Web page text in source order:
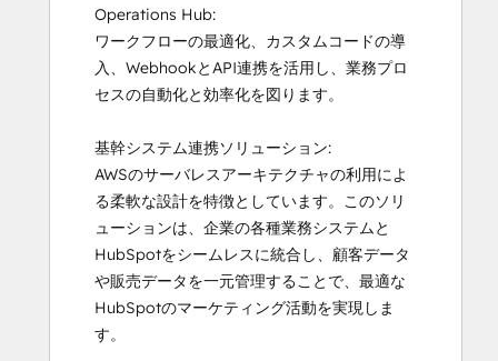
Operations Hub:
ワークフローの最適化、カスタムコードの導
入、WebhookとAPI連携を活用し、業務プロ
セスの自動化と効率化を図ります。
基幹システム連携ソリューション:
AWSのサーバレスアーキテクチャの利用によ
る柔軟な設計を特徴としています。このソリ
ューションは、企業の各種業務システムと
HubSpotをシームレスに統合し、顧客データ
や販売データを一元管理することで、最適な
HubSpotのマーケティング活動を実現しま
す。